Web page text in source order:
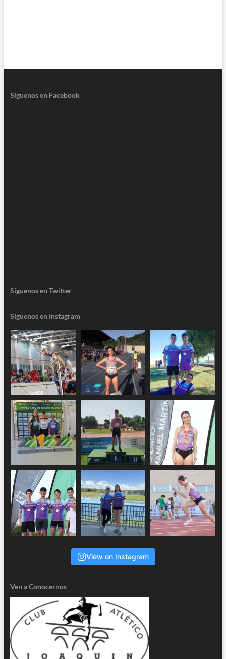
Síguenos en Facebook
Síguenos en Twitter
Síguenos en Instagram
View on Instagram
Ven a Conocernos